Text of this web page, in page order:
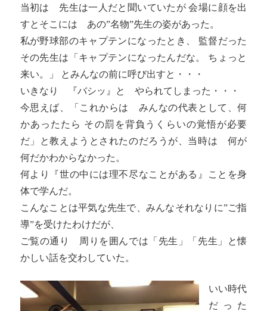
当初は 先生は一人だと聞いていたが 会場に顔を出
すとそこには あの”名物”先生の姿があった。
私が野球部のキャプテンになったとき、 監督だった
その先生は「キャプテンになったんだな。 ちょっと
来い。」 とみんなの前に呼び出すと・・・
いきなり 『バシッ』と やられてしまった・・・
今思えば、「これからは みんなの代表として、何
かあったたら その罰を背負うくらいの覚悟が必要
だ」と教えようとされたのだろうが、当時は 何が
何だかわからなかった。
何より『世の中には理不尽なことがある』ことを身
体で学んだ。
こんなことは平気な先生で、みんなそれなりに”ご指
導”を受けたわけだが、
ご覧の通り 周りを囲んでは「先生」「先生」と懐
かしい話を交わしていた。
いい時代
だった